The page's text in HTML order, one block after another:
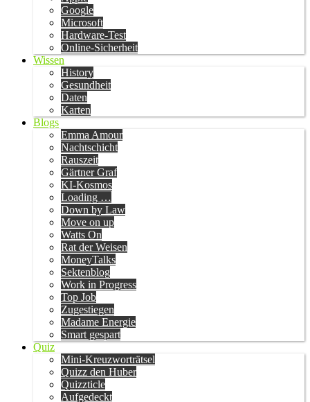
Google
Microsoft
Hardware-Test
Online-Sicherheit
Wissen
History
Gesundheit
Daten
Karten
Blogs
Emma Amour
Nachtschicht
Rauszeit
Gärtner Graf
KI-Kosmos
Loading …
Down by Law
Move on up
Watts On
Rat der Weisen
MoneyTalks
Sektenblog
Work in Progress
Top Job
Zugestiegen
Madame Energie
Smart gespart
Quiz
Mini-Kreuzworträtsel
Quizz den Huber
Quizzticle
Aufgedeckt